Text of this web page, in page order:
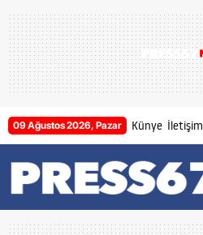
09 Ağustos 2026, Pazar Künye İletişim